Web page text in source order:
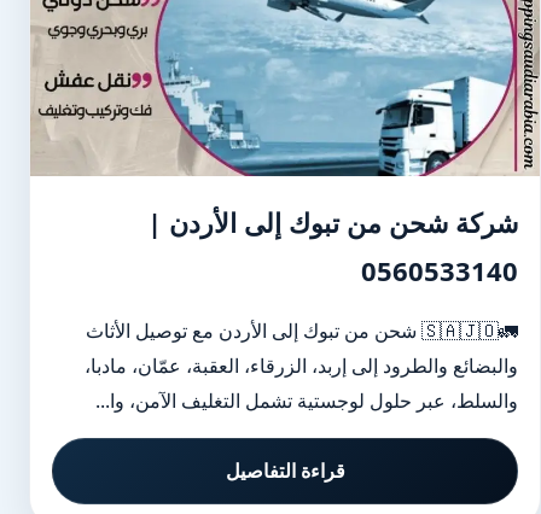
شركة شحن من تبوك إلى الأردن |
0560533140
🚛🇸🇦🇯🇴 شحن من تبوك إلى الأردن مع توصيل الأثاث
والبضائع والطرود إلى إربد، الزرقاء، العقبة، عمّان، مادبا،
والسلط، عبر حلول لوجستية تشمل التغليف الآمن، وا...
قراءة التفاصيل